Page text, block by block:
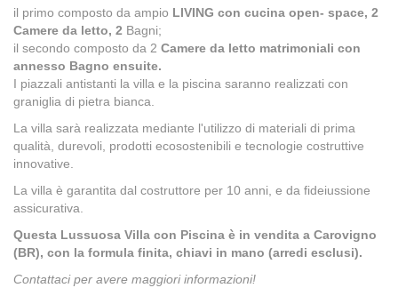
il primo composto da ampio LIVING con cucina open- space, 2
Camere da letto, 2 Bagni;
il secondo composto da 2 Camere da letto matrimoniali con
annesso Bagno ensuite.
I piazzali antistanti la villa e la piscina saranno realizzati con
graniglia di pietra bianca.
La villa sarà realizzata mediante l'utilizzo di materiali di prima
qualità, durevoli, prodotti ecosostenibili e tecnologie costruttive
innovative.
La villa è garantita dal costruttore per 10 anni, e da fideiussione
assicurativa.
Questa Lussuosa Villa con Piscina è in vendita a Carovigno
(BR), con la formula finita, chiavi in mano (arredi esclusi).
Contattaci per avere maggiori informazioni!